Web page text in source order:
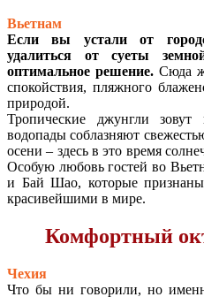
Вьетнам
Если вы устали от
удалиться от суеты
оптимальное решение.Сюда
спокойствия, пляжного
природой.
Тропические джунгли зовут
водопады соблазняют
осени – здесь в это время
Особую любовь гостей во
и Бай Шао, которые признаны
красивейшими в мире.
Комфортный
Чехия
Что бы ни говорили, но